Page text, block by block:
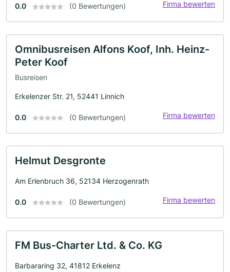
0.0 (0 Bewertungen) Firma bewerten
Omnibusreisen Alfons Koof, Inh. Heinz-
Peter Koof
Busreisen
Erkelenzer Str. 21, 52441 Linnich
0.0 (0 Bewertungen) Firma bewerten
Helmut Desgronte
Am Erlenbruch 36, 52134 Herzogenrath
0.0 (0 Bewertungen) Firma bewerten
FM Bus-Charter Ltd. & Co. KG
Barbararing 32, 41812 Erkelenz